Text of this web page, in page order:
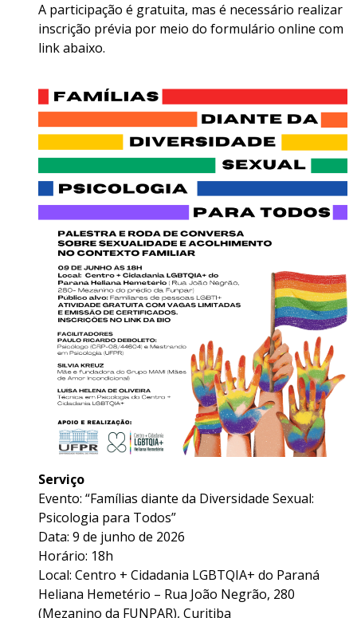
A participação é gratuita, mas é necessário realizar
inscrição prévia por meio do formulário online com
link abaixo.
Serviço
Evento: “Famílias diante da Diversidade Sexual:
Psicologia para Todos”
Data: 9 de junho de 2026
Horário: 18h
Local: Centro + Cidadania LGBTQIA+ do Paraná
Heliana Hemetério – Rua João Negrão, 280
(Mezanino da FUNPAR), Curitiba